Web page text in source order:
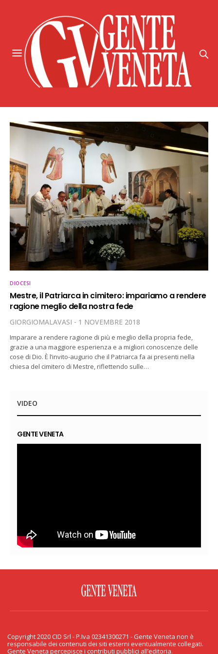
DIOCESI
Mestre, il Patriarca in cimitero: impariamo a rendere
ragione meglio della nostra fede
GIORGIOMALAVASI 1 NOVEMBRE 2018
Imparare a rendere ragione di più e meglio della propria fede,
grazie a una maggiore esperienza e a migliori conoscenze delle
cose di Dio. È l’invito-augurio che il Patriarca fa ai presenti nella
chiesa del cimitero di Mestre, riflettendo sulle…
VIDEO
GENTE VENETA
PRIVACY & COOKIE
Copyright 2020 CID Srl - P.Iva 02341300271 - Gente Veneta non è
responsabile dei contenuti dei siti esterni eventualmente collegati.
Gente Veneta percepisce i contributi pubblici all’editoria.